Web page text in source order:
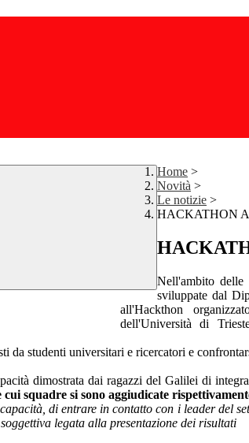
Home >
Novità >
Le notizie >
HACKATHON
Nell'ambito delle
sviluppate dal
all'Hackthon
dell'Università di
da studenti universitari e ricercatori e
dimostrata dai ragazzi del Galilei di
squadre si sono aggiudicate
di entrare in contatto con i leader del
legata alla presentazione dei risultati